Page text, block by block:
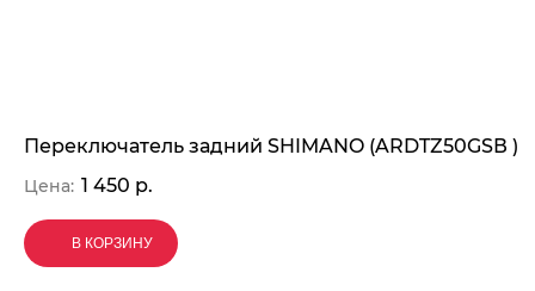
Переключатель задний SHIMANO (ARDTZ50GSВ )
Цена: 1 450 р.
В КОРЗИНУ
В КОРЗИНУ
В КОРЗИНУ